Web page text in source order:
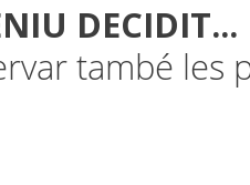
DECIDIT...
també les